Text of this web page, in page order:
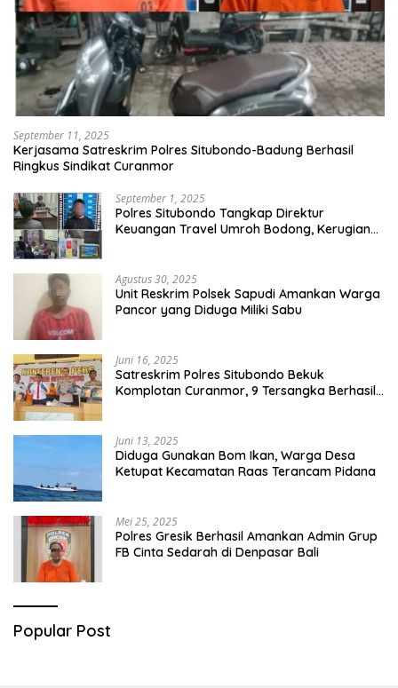
September 11, 2025
Kerjasama Satreskrim Polres Situbondo-Badung Berhasil
Ringkus Sindikat Curanmor
September 1, 2025
Polres Situbondo Tangkap Direktur
Keuangan Travel Umroh Bodong, Kerugian
Agustus 30, 2025
Unit Reskrim Polsek Sapudi Amankan Warga
Pancor yang Diduga Miliki Sabu
Juni 16, 2025
Satreskrim Polres Situbondo Bekuk
Komplotan Curanmor, 9 Tersangka Berhasil
Juni 13, 2025
Diduga Gunakan Bom Ikan, Warga Desa
Ketupat Kecamatan Raas Terancam Pidana
Mei 25, 2025
Polres Gresik Berhasil Amankan Admin Grup
FB Cinta Sedarah di Denpasar Bali
Popular Post